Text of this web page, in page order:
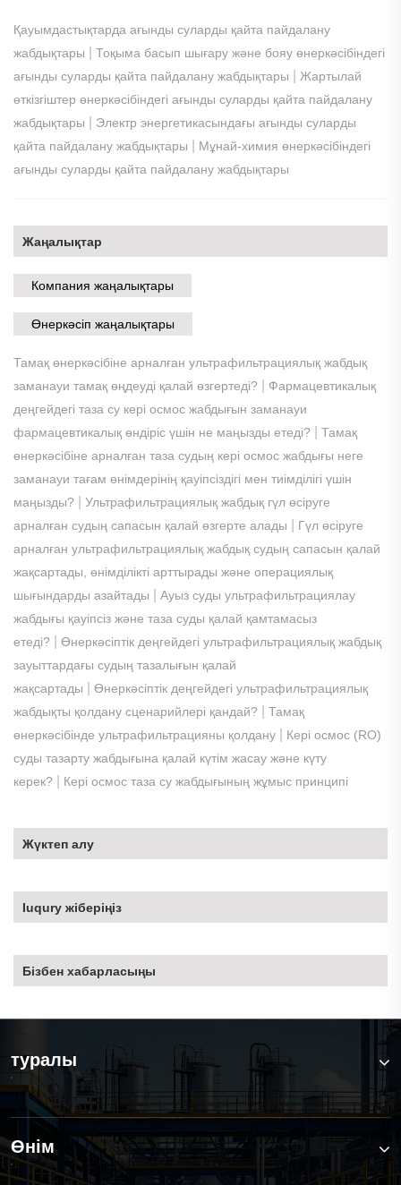
Қауымдастықтарда ағынды суларды қайта пайдалану
жабдықтары
Тоқыма басып шығару және бояу өнеркәсібіндегі
ағынды суларды қайта пайдалану жабдықтары
Жартылай
өткізгіштер өнеркәсібіндегі ағынды суларды қайта пайдалану
жабдықтары
Электр энергетикасындағы ағынды суларды
қайта пайдалану жабдықтары
Мұнай-химия өнеркәсібіндегі
ағынды суларды қайта пайдалану жабдықтары
Жаңалықтар
Компания жаңалықтары
Өнеркәсіп жаңалықтары
Тамақ өнеркәсібіне арналған ультрафильтрациялық жабдық
заманауи тамақ өңдеуді қалай өзгертеді?
Фармацевтикалық
деңгейдегі таза су кері осмос жабдығын заманауи
фармацевтикалық өндіріс үшін не маңызды етеді?
Тамақ
өнеркәсібіне арналған таза судың кері осмос жабдығы неге
заманауи тағам өнімдерінің қауіпсіздігі мен тиімділігі үшін
маңызды?
Ультрафильтрациялық жабдық гүл өсіруге
арналған судың сапасын қалай өзгерте алады
Гүл өсіруге
арналған ультрафильтрациялық жабдық судың сапасын қалай
жақсартады, өнімділікті арттырады және операциялық
шығындарды азайтады
Ауыз суды ультрафильтрациялау
жабдығы қауіпсіз және таза суды қалай қамтамасыз
етеді?
Өнеркәсіптік деңгейдегі ультрафильтрациялық жабдық
зауыттардағы судың тазалығын қалай
жақсартады
Өнеркәсіптік деңгейдегі ультрафильтрациялық
жабдықты қолдану сценарийлері қандай?
Тамақ
өнеркәсібінде ультрафильтрацияны қолдану
Кері осмос (RO)
суды тазарту жабдығына қалай күтім жасау және күту
керек?
Кері осмос таза су жабдығының жұмыс принципі
Жүктеп алу
Iuqury жіберіңіз
Бізбен хабарласыңы
туралы
Өнім